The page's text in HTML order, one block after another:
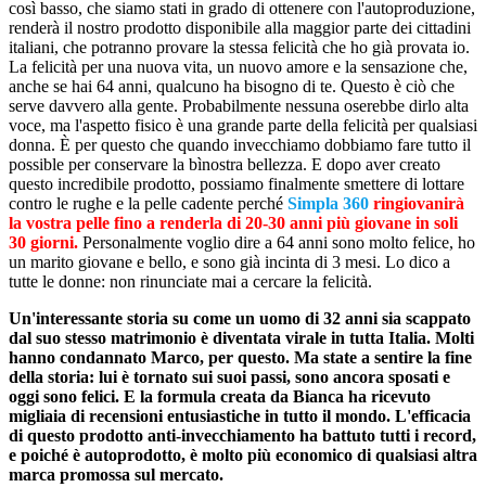
così basso, che siamo stati in grado di ottenere con l'autoproduzione,
renderà il nostro prodotto disponibile alla maggior parte dei cittadini
italiani, che potranno provare la stessa felicità che ho già provata io.
La felicità per una nuova vita, un nuovo amore e la sensazione che,
anche se hai 64 anni, qualcuno ha bisogno di te. Questo è ciò che
serve davvero alla gente. Probabilmente nessuna oserebbe dirlo alta
voce, ma l'aspetto fisico è una grande parte della felicità per qualsiasi
donna. È per questo che quando invecchiamo dobbiamo fare tutto il
possible per conservare la bìnostra bellezza. E dopo aver creato
questo incredibile prodotto, possiamo finalmente smettere di lottare
contro le rughe e la pelle cadente perché Simpla 360 ringiovanirà
la vostra pelle fino a renderla di 20-30 anni più giovane in soli
30 giorni. Personalmente voglio dire a 64 anni sono molto felice, ho
un marito giovane e bello, e sono già incinta di 3 mesi. Lo dico a
tutte le donne: non rinunciate mai a cercare la felicità.
Un'interessante storia su come un uomo di 32 anni sia scappato
dal suo stesso matrimonio è diventata virale in tutta Italia. Molti
hanno condannato Marco, per questo. Ma state a sentire la fine
della storia: lui è tornato sui suoi passi, sono ancora sposati e
oggi sono felici. E la formula creata da Bianca ha ricevuto
migliaia di recensioni entusiastiche in tutto il mondo. L'efficacia
di questo prodotto anti-invecchiamento ha battuto tutti i record,
e poiché è autoprodotto, è molto più economico di qualsiasi altra
marca promossa sul mercato.